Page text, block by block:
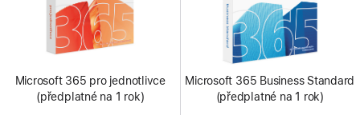
Microsoft 365 pro jednotlivce
(předplatné na 1 rok)
Microsoft 365 Business Standard
(předplatné na 1 rok)